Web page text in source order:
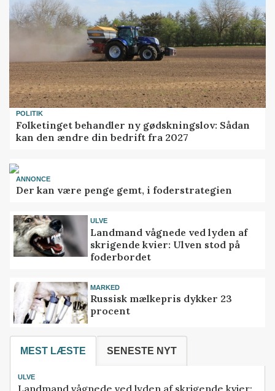
POLITIK
Folketinget behandler ny gødskningslov: Sådan
kan den ændre din bedrift fra 2027
ANNONCE
Der kan være penge gemt, i foderstrategien
ULVE
Landmand vågnede ved lyden af
skrigende kvier: Ulven stod på
foderbordet
MARKED
Russisk mælkepris dykker 23
procent
MEST LÆSTE SENESTE NYT
ULVE
Landmand vågnede ved lyden af skrigende kvier: